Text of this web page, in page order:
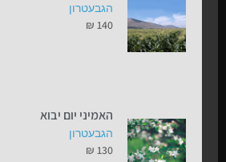
הגבעטרון
₪ 140
האמיני יום יבוא
הגבעטרון
₪ 130